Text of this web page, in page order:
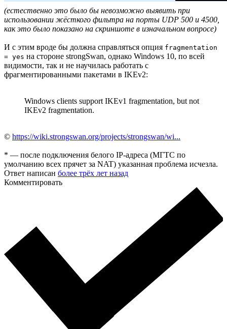
(естественно это было бы невозможно выявить при
использовании жёсткого фильтра на порты UDP 500 и 4500,
как это было показано на скриншоте в изначальном вопросе)
И с этим вроде бы должна справляться опция fragmentation
= yes на стороне strongSwan, однако Windows 10, по всей
видимости, так и не научилась работать с
фрагментированными пакетами в IKEv2:
Windows clients support IKEv1 fragmentation, but not
IKEv2 fragmentation.
© https://wiki.strongswan.org/projects/strongswan/wi...
* — после подключения белого IP-адреса (МГТС по
умолчанию всех прячет за NAT) указанная проблема исчезла.
Ответ написан более трёх лет назад
Комментировать